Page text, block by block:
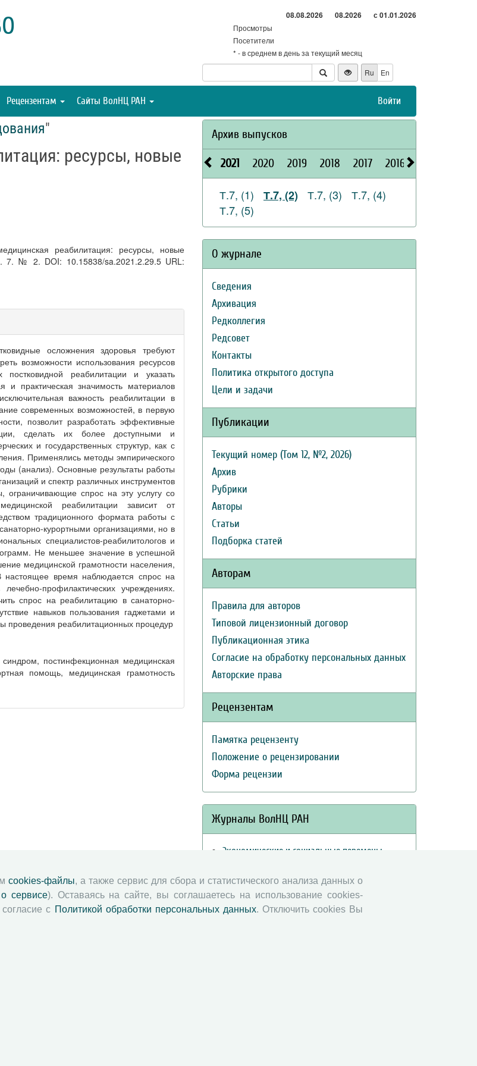
08.08.2026 08.2026 с 01.01.2026
Просмотры
Посетители
* - в среднем в день за текущий месяц
Ru
En
Рецензентам Сайты ВолНЦ РАН Войти
"
ресурсы, новые
реабилитация: ресурсы, новые
7. № 2. DOI: 10.15838/sa.2021.2.29.5 URL:
осложнения здоровья требуют
возможности использования ресурсов
реабилитации и указать
практическая значимость материалов
важность реабилитации в
современных возможностей, в первую
позволит разработать эффективные
сделать их более доступными и
и государственных структур, как с
Применялись методы эмпирического
(анализ). Основные результаты работы
и спектр различных инструментов
ограничивающие спрос на эту услугу со
реабилитации зависит от
традиционного формата работы с
курортными организациями, но в
специалистов-реабилитологов и
Не меньшее значение в успешной
медицинской грамотности населения,
настоящее время наблюдается спрос на
профилактических учреждениях.
спрос на реабилитацию в санаторно-
навыков пользования гаджетами и
проведения реабилитационных процедур
постинфекционная медицинская
помощь, медицинская грамотность
Архив выпусков
2021 2020 2019 2018 2017 2016
Т.7, (1) Т.7, (2) Т.7, (3)
Т.7, (4)
Т.7, (5)
О журнале
Сведения
Архивация
Редколлегия
Редсовет
Контакты
Политика открытого доступа
Цели и задачи
Публикации
Текущий номер (Том 12, №2, 2026)
Архив
Рубрики
Авторы
Статьи
Подборка статей
Авторам
Правила для авторов
Типовой лицензионный договор
Публикационная этика
Согласие на обработку персональных данных
Авторские права
Рецензентам
Памятка рецензенту
Положение о рецензировании
Форма рецензии
Журналы ВолНЦ РАН
Экономические и социальные перемены
Вопросы территориального развития
Социальное пространство
Юный экономист
cookies-файлы, а также сервис для сбора и статистического анализа данных о
сервисе). Оставаясь на сайте, вы соглашаетесь на использование cookies-
с Политикой обработки персональных данных. Отключить cookies Вы